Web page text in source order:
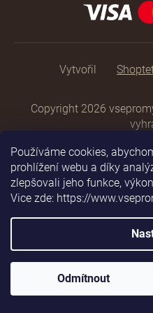
Používáme cookies,
prohlížení webu a díky
zlepšovali jeho funkce,
Vice zde: https://
Odmítnout
Copyright 2026